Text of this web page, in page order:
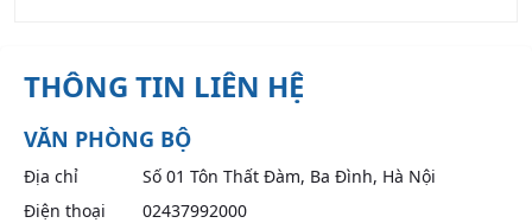
THÔNG TIN LIÊN HỆ
VĂN PHÒNG BỘ
Địa chỉ
Số 01 Tôn Thất Đàm, Ba Đình, Hà Nội
Điện thoại
02437992000